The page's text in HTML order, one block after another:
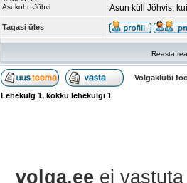
Asukoht: Jõhvi
Asun küll Jõhvis,
Tagasi üles
Reasta
Volgaklubi
Lehekülg 1, kokku lehekülgi 1
volga.ee ei